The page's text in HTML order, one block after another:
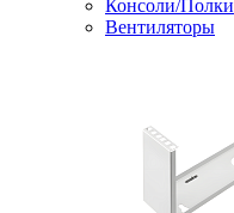
Консоли/Полки
Вентиляторы